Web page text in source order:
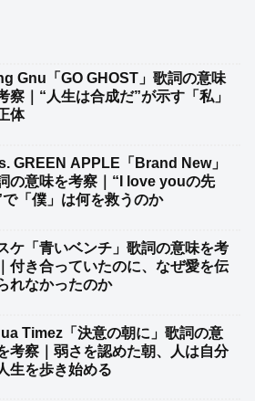
Gnu「GO GHOST」歌詞の意味
察｜“人生は合成だ”が示す「私」
体
GREEN APPLE「Brand New」
の意味を考察｜“I love youの先
で「僕」は何を救うのか
ケ「青いベンチ」歌詞の意味を考
付き合っていたのに、なぜ愛を伝
れなかったのか
Timez「決意の朝に」歌詞の意
考察｜弱さを認めた朝、人は自分
生を歩き始める